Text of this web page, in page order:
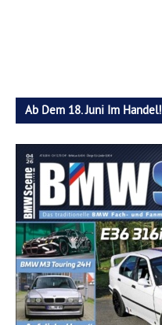
Ab Dem 18. Juni Im Handel!